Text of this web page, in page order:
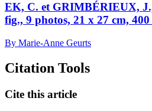
EK, C. et GRIMBÉRIEUX,
fig., 9 photos, 21 x 27 cm,
By Marie-Anne Geurts
Citation Tools
Cite this article